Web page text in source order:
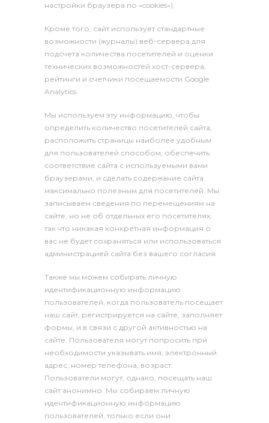
настройки браузера по «cookies»).
Кроме того, сайт использует стандартные
возможности (журналы) веб-сервера для
подсчета количества посетителей и оценки
технических возможностей хост-сервера,
рейтинги и счетчики посещаемости Google
Analytics.
Мы используем эту информацию, чтобы
определить количество посетителей сайта,
расположить страницы наиболее удобным
для пользователей способом, обеспечить
соответствие сайта с используемыми вами
браузерами, и сделать содержание сайта
максимально полезным для посетителей. Мы
записываем сведения по перемещениям на
сайте, но не об отдельных его посетителях,
так что никакая конкретная информация о
вас не будет сохраняться или использоваться
администрацией сайта без вашего согласия.
Также мы можем собирать личную
идентификационную информацию
пользователей, когда пользователь посещает
наш сайт, регистрируется на сайте, заполняет
формы, и в связи с другой активностью на
сайте. Пользователя могут попросить при
необходимости указывать имя, электронный
адрес, номер телефона, возраст.
Пользователи могут, однако, посещать наш
сайт анонимно. Мы собираем личную
идентификационную информацию
пользователей, только если они